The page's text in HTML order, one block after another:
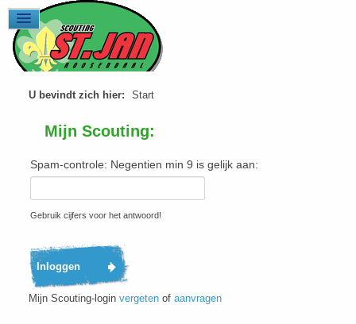
U bevindt zich hier: Start
Mijn Scouting:
Spam-controle: Negentien min 9 is gelijk aan:
Gebruik cijfers voor het antwoord!
Mijn Scouting-loginvergeten ofaanvragen